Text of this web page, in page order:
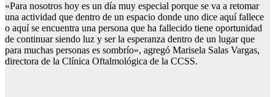
«Para nosotros hoy es un día muy especial porque se va a retomar
una actividad que dentro de un espacio donde uno dice aquí fallece
o aquí se encuentra una persona que ha fallecido tiene oportunidad
de continuar siendo luz y ser la esperanza dentro de un lugar que
para muchas personas es sombrío», agregó Marisela Salas Vargas,
directora de la Clínica Oftalmológica de la CCSS.